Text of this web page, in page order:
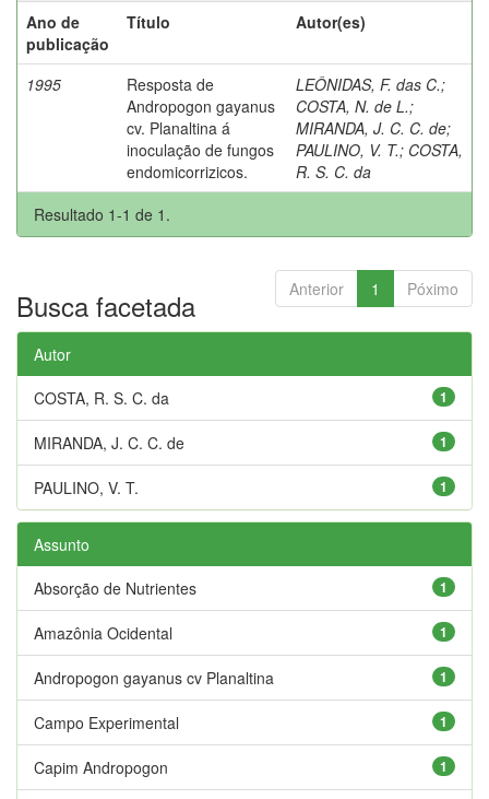
Ano de
publicação
Título Autor(es)
1995
Resposta de
Andropogon gayanus
cv. Planaltina á
inoculação de fungos
endomicorrizicos.
LEÔNIDAS, F. das C.;
COSTA, N. de L.;
MIRANDA, J. C. C. de;
PAULINO, V. T.; COSTA,
R. S. C. da
Resultado 1-1 de 1.
Anterior 1 Póximo
Busca facetada
Autor
1
COSTA, R. S. C. da
1
MIRANDA, J. C. C. de
1
PAULINO, V. T.
Assunto
1
Absorção de Nutrientes
1
Amazônia Ocidental
1
Andropogon gayanus cv Planaltina
1
Campo Experimental
1
Capim Andropogon